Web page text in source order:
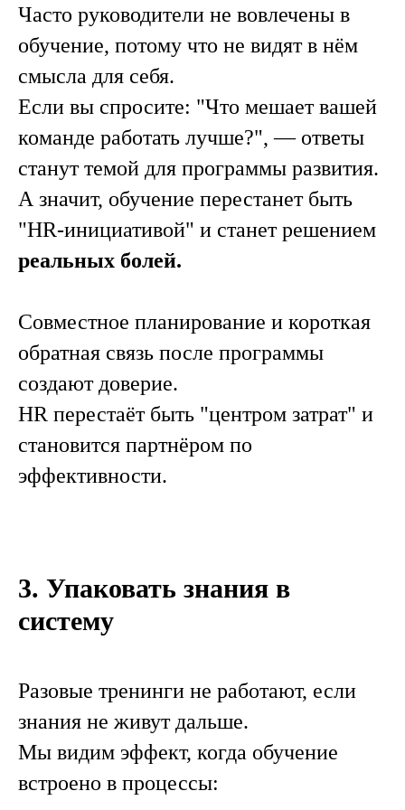
Часто руководители не вовлечены в
обучение, потому что не видят в нём
смысла для себя.
Если вы спросите: "Что мешает вашей
команде работать лучше?", — ответы
станут темой для программы развития.
А значит, обучение перестанет быть
"HR-инициативой" и станет решением
реальных болей.
Совместное планирование и короткая
обратная связь после программы
создают доверие.
HR перестаёт быть "центром затрат" и
становится партнёром по
эффективности.
3. Упаковать знания в
систему
Разовые тренинги не работают, если
знания не живут дальше.
Мы видим эффект, когда обучение
встроено в процессы: